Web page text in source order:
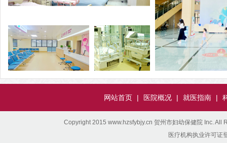
网站首页 | 医院概况 | 就医指南 |
Copyright 2015 www.hzsfybjy.cn 贺州市妇幼保健院 Inc. All
医疗机构执业许可证